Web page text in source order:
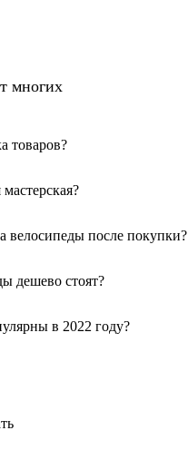
многих
товаров?
велосипеды после покупки?
дешево стоят?
в 2022 году?